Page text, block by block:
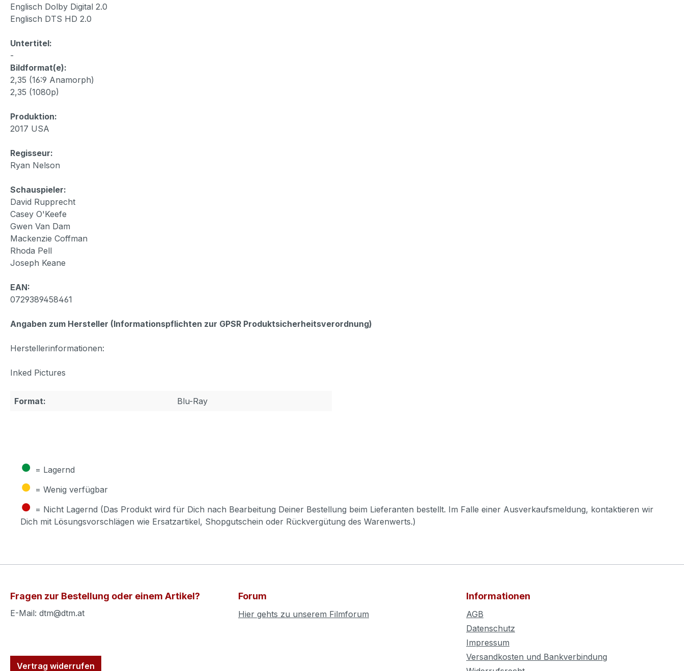
Englisch Dolby Digital 2.0
Englisch DTS HD 2.0
Untertitel:
-
Bildformat(e):
2,35 (16:9 Anamorph)
2,35 (1080p)
Produktion:
2017 USA
Regisseur:
Ryan Nelson
Schauspieler:
David Rupprecht
Casey O'Keefe
Gwen Van Dam
Mackenzie Coffman
Rhoda Pell
Joseph Keane
EAN:
0729389458461
Angaben zum Hersteller (Informationspflichten zur GPSR Produktsicherheitsverordnung)
Herstellerinformationen:
Inked Pictures
Format: Blu-Ray
● = Lagernd
● = Wenig verfügbar
● = Nicht Lagernd (Das Produkt wird für Dich nach Bearbeitung Deiner Bestellung beim Lieferanten bestellt. Im Falle einer Ausverkaufsmeldung, kontaktieren wir
Dich mit Lösungsvorschlägen wie Ersatzartikel, Shopgutschein oder Rückvergütung des Warenwerts.)
Fragen zur Bestellung oder einem Artikel?
E-Mail: dtm@dtm.at
Vertrag widerrufen
Forum
Hier gehts zu unserem Filmforum
Informationen
AGB
Datenschutz
Impressum
Versandkosten und Bankverbindung